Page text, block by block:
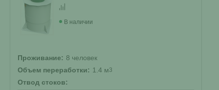
В наличии
Проживание: 8 человек
Объем переработки: 1.4 м3
Отвод стоков: